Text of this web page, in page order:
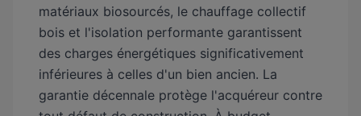
matériaux biosourcés, le chauffage collectif
bois et l'isolation performante garantissent
des charges énergétiques significativement
inférieures à celles d'un bien ancien. La
garantie décennale protège l'acquéreur contre